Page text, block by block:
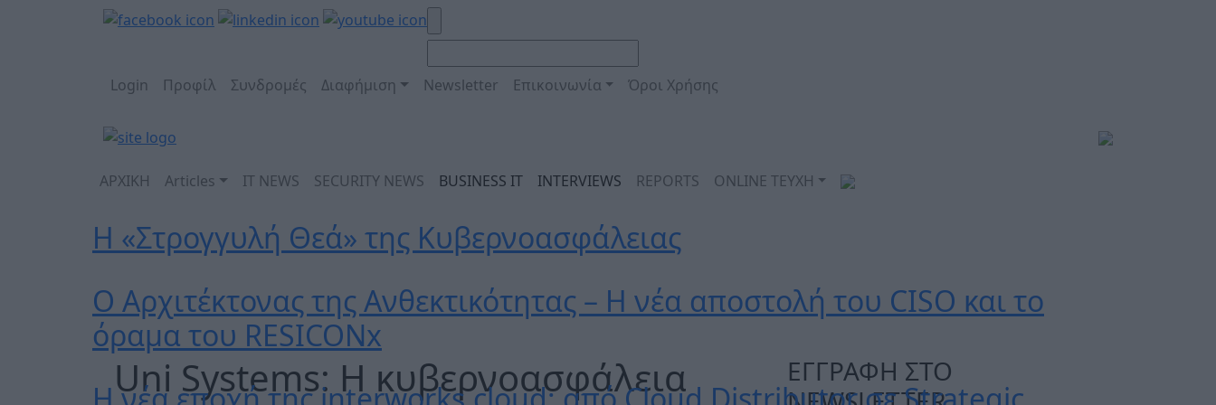
Login Προφίλ Συνδρομές Διαφήμιση Newsletter Επικοινωνία Όροι Χρήσης
ΑΡΧΙΚΗ Articles IT NEWS SECURITY NEWS BUSINESS IT INTERVIEWS REPORTS ONLINE ΤΕΥΧΗ
Η «Στρογγυλή Θεά» της Κυβερνοασφάλειας
Ο Αρχιτέκτονας της Ανθεκτικότητας – Η νέα αποστολή του CISO και το
όραμα του RESICONx
Uni Systems: Η κυβερνοασφάλεια
ΕΓΓΡΑΦΗ ΣΤΟ